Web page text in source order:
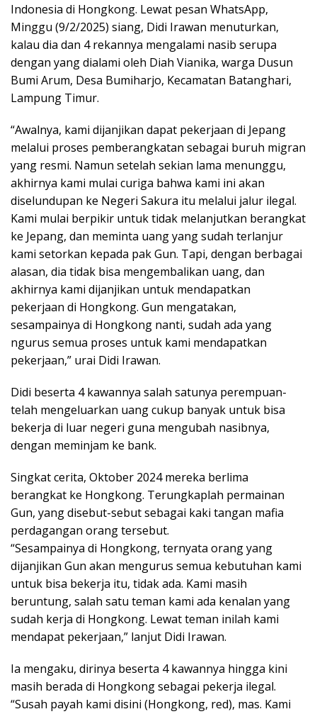
Indonesia di Hongkong. Lewat pesan WhatsApp,
Minggu (9/2/2025) siang, Didi Irawan menuturkan,
kalau dia dan 4 rekannya mengalami nasib serupa
dengan yang dialami oleh Diah Vianika, warga Dusun
Bumi Arum, Desa Bumiharjo, Kecamatan Batanghari,
Lampung Timur.
“Awalnya, kami dijanjikan dapat pekerjaan di Jepang
melalui proses pemberangkatan sebagai buruh migran
yang resmi. Namun setelah sekian lama menunggu,
akhirnya kami mulai curiga bahwa kami ini akan
diselundupan ke Negeri Sakura itu melalui jalur ilegal.
Kami mulai berpikir untuk tidak melanjutkan berangkat
ke Jepang, dan meminta uang yang sudah terlanjur
kami setorkan kepada pak Gun. Tapi, dengan berbagai
alasan, dia tidak bisa mengembalikan uang, dan
akhirnya kami dijanjikan untuk mendapatkan
pekerjaan di Hongkong. Gun mengatakan,
sesampainya di Hongkong nanti, sudah ada yang
ngurus semua proses untuk kami mendapatkan
pekerjaan,” urai Didi Irawan.
Didi beserta 4 kawannya salah satunya perempuan-
telah mengeluarkan uang cukup banyak untuk bisa
bekerja di luar negeri guna mengubah nasibnya,
dengan meminjam ke bank.
Singkat cerita, Oktober 2024 mereka berlima
berangkat ke Hongkong. Terungkaplah permainan
Gun, yang disebut-sebut sebagai kaki tangan mafia
perdagangan orang tersebut.
“Sesampainya di Hongkong, ternyata orang yang
dijanjikan Gun akan mengurus semua kebutuhan kami
untuk bisa bekerja itu, tidak ada. Kami masih
beruntung, salah satu teman kami ada kenalan yang
sudah kerja di Hongkong. Lewat teman inilah kami
mendapat pekerjaan,” lanjut Didi Irawan.
Ia mengaku, dirinya beserta 4 kawannya hingga kini
masih berada di Hongkong sebagai pekerja ilegal.
“Susah payah kami disini (Hongkong, red), mas. Kami